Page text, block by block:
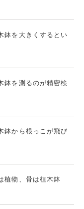
鉢を大きくするとい
鉢を測るのが精密検
鉢から根っこが飛び
植物、骨は植木鉢